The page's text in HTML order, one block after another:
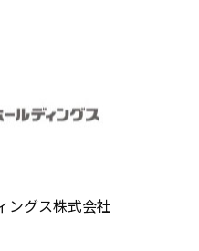
ングス株式会社